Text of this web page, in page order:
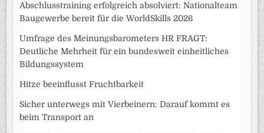
Abschlusstraining erfolgreich absolviert: Nationalteam
Baugewerbe bereit für die WorldSkills 2026
Umfrage des Meinungsbarometers HR FRAGT:
Deutliche Mehrheit für ein bundesweit einheitliches
Bildungssystem
Hitze beeinflusst Fruchtbarkeit
Sicher unterwegs mit Vierbeinern: Darauf kommt es
beim Transport an